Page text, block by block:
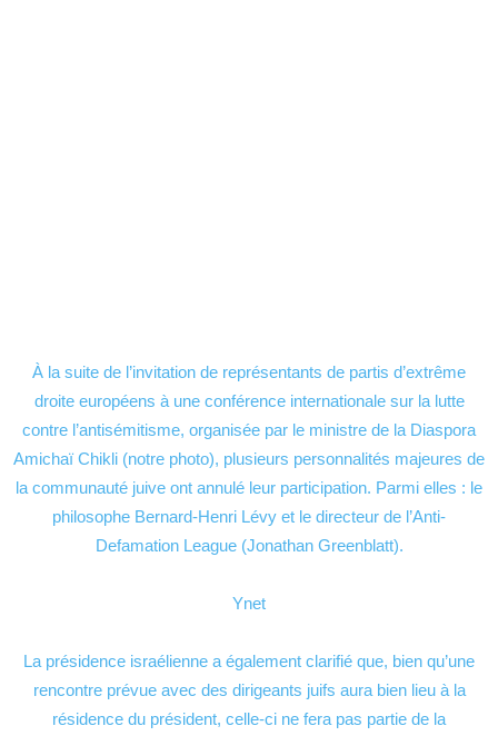
À la suite de l’invitation de représentants de partis d’extrême
droite européens à une conférence internationale sur la lutte
contre l’antisémitisme, organisée par le ministre de la Diaspora
Amichaï Chikli (notre photo), plusieurs personnalités majeures de
la communauté juive ont annulé leur participation. Parmi elles : le
philosophe Bernard-Henri Lévy et le directeur de l’Anti-
Defamation League (Jonathan Greenblatt).
Ynet
La présidence israélienne a également clarifié que, bien qu’une
rencontre prévue avec des dirigeants juifs aura bien lieu à la
résidence du président, celle-ci ne fera pas partie de la